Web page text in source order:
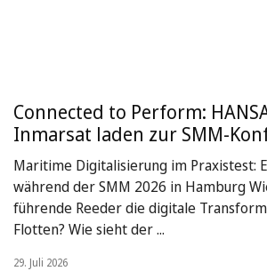
Connected to Perform:
Inmarsat laden zur SMM-
Maritime Digitalisierung im Praxistest:
während der SMM 2026 in Hamburg
führende Reeder die digitale
Flotten? Wie sieht der ...
29. Juli 2026